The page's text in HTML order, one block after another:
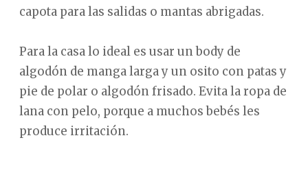
capota para las salidas o mantas abrigadas.
Para la casa lo ideal es usar un body de
algodón de manga larga y un osito con patas y
pie de polar o algodón frisado. Evita la ropa de
lana con pelo, porque a muchos bebés les
produce irritación.